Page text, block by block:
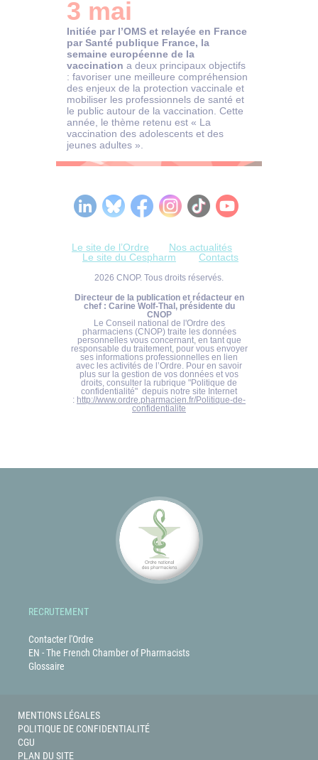
RECRUTEMENT
Contacter l'Ordre
EN - The French Chamber of Pharmacists
Glossaire
MENTIONS LÉGALES
POLITIQUE DE CONFIDENTIALITÉ
CGU
PLAN DU SITE